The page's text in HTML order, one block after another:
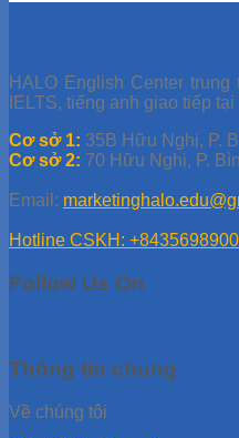
HALO English Center
IELTS, tiếng anh giao tiếp
Cơ sở 1: 35B Hữu Nghị, P.
Cơ sở 2: 70 Hữu Nghị, P.
Email:
Hotline CSKH:
Follow Us On
Thông tin chung
Về chúng tôi